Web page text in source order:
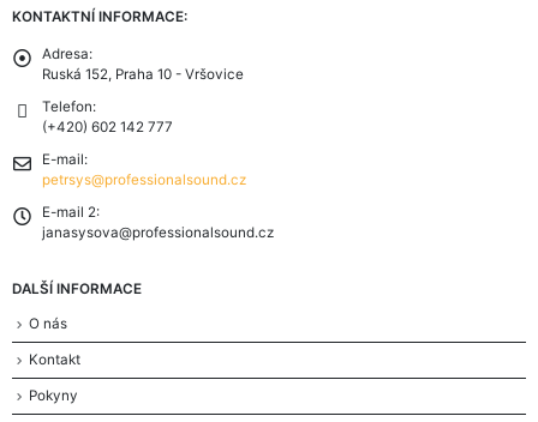
KONTAKTNÍ INFORMACE:
Adresa:
Ruská 152, Praha 10 - Vršovice
Telefon:
(+420) 602 142 777
E-mail:
petrsys@professionalsound.cz
E-mail 2:
janasysova@professionalsound.cz
DALŠÍ INFORMACE
O nás
Kontakt
Pokyny